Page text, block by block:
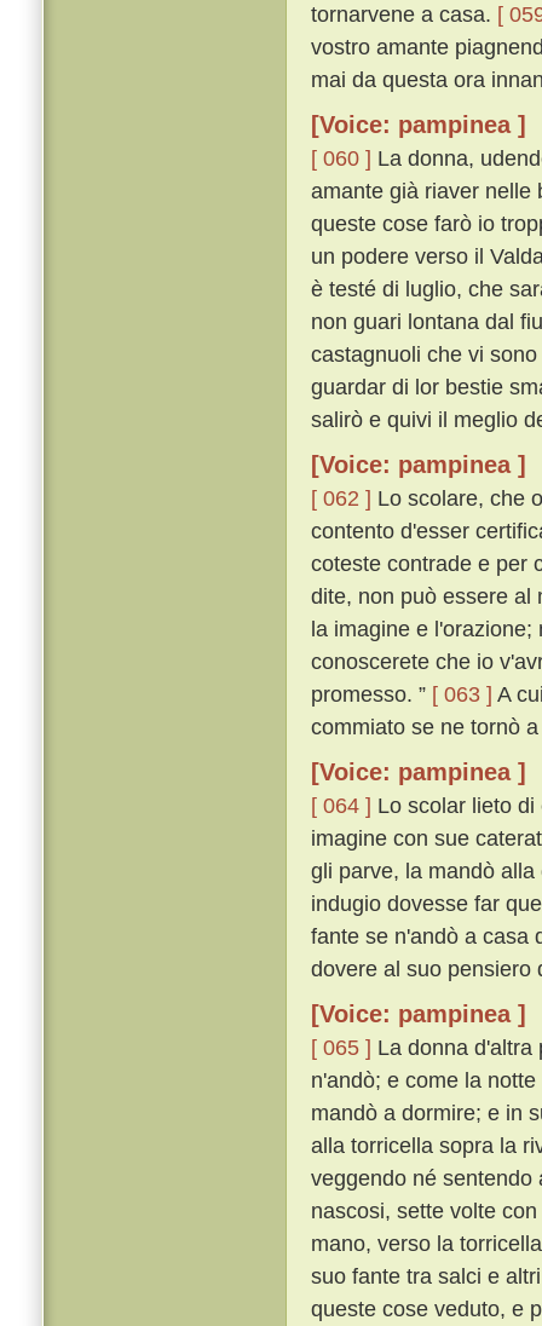
tornarvene a casa. [
vostro amante
mai da questa ora
[Voice: pampinea ]
[ 060 ] La donna,
amante già riaver nelle
queste cose farò io
un podere verso il
è testé di luglio, che
non guari lontana dal
castagnuoli che vi
guardar di lor bestie
salirò e quivi il meglio
[Voice: pampinea ]
[ 062 ] Lo scolare, che
contento d'esser
coteste contrade e per
dite, non può essere al
la imagine e
conoscerete che io
promesso. ” [ 063 ] A
commiato se ne tornò
[Voice: pampinea ]
[ 064 ] Lo scolar lieto
imagine con sue
gli parve, la mandò
indugio dovesse far
fante se n'andò a casa
dovere al suo pensiero
[Voice: pampinea ]
[ 065 ] La donna d'altra
n'andò; e come la
mandò a dormire; e in
alla torricella sopra la
veggendo né sentendo
nascosi, sette volte
mano, verso la
suo fante tra salci e
queste cose veduto, e